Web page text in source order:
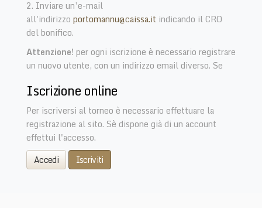
2. Inviare un’e-mail
all'indirizzo portomannu@caissa.it indicando il CRO
del bonifico.
Attenzione! per ogni iscrizione è necessario registrare
un nuovo utente, con un indirizzo email diverso. Se
Iscrizione online
Per iscriversi al torneo è necessario effettuare la
registrazione al sito. Sè dispone già di un account
effettui l'accesso.
Accedi
Iscriviti